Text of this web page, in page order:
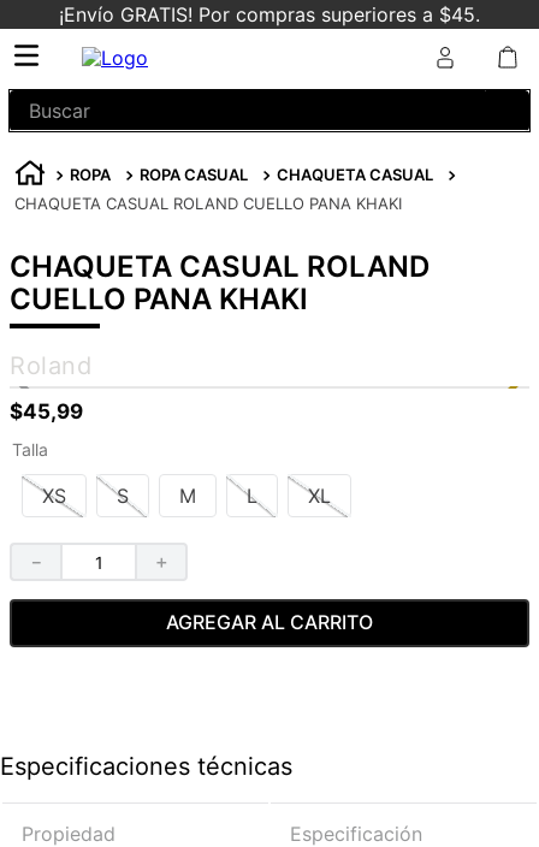
¡Envío GRATIS! Por compras superiores a $45.
Buscar
ROPA ROPA CASUAL
CHAQUETA CASUAL
CHAQUETA CASUAL ROLAND CUELLO PANA KHAKI
CHAQUETA CASUAL ROLAND
CUELLO PANA KHAKI
Roland
$45,99
Talla
XS S M L XL
＋
－
AGREGAR AL CARRITO
Especificaciones técnicas
Propiedad Especificación